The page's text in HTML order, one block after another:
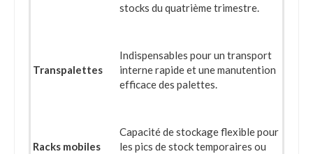
stocks du quatrième trimestre.
Transpalettes
Indispensables pour un transport
interne rapide et une manutention
efficace des palettes.
Racks mobiles
Capacité de stockage flexible pour
les pics de stock temporaires ou